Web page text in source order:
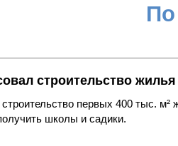
строительство
первых 400 тыс. м²
школы и садики.